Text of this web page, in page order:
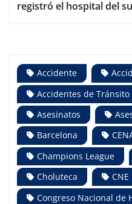
registró el hospital del
Accidente
Accidentes de Tránsito
Asesinatos
Barcelona
Champions League
Choluteca
CNE
Congreso Nacional de